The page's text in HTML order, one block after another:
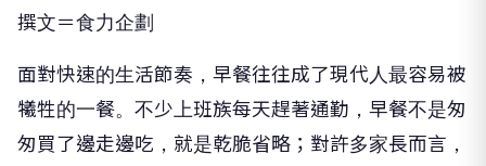
撰文＝食力企劃
面對快速的生活節奏，早餐往往成了現代人最容易被
犧牲的一餐。不少上班族每天趕著通勤，早餐不是匆
匆買了邊走邊吃，就是乾脆省略；對許多家長而言，